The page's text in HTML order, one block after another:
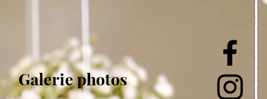
Galerie photos